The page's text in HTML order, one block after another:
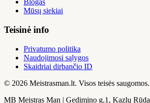
Blogas
Mūsų siekiai
Teisinė info
Privatumo politika
Naudojimosi sąlygos
Skaidriai dirbančio ID
© 2026 Meistrasman.lt. Visos teisės saugomos.
MB Meistras Man | Gedimino g.1, Kazlų Rūda